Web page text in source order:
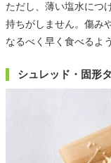
ただし、薄い塩水につ
持ちがしません。傷み
なるべく早く食べるよ
シュレッド・固形